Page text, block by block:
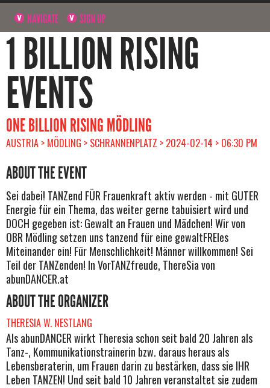
NAVIGATE SIGN UP
1 BILLION RISING
EVENTS
ONE BILLION RISING MÖDLING
AUSTRIA > MÖDLING > SCHRANNENPLATZ > 2024-02-14 > 06:30 PM
ABOUT THE EVENT
Sei dabei! TANZend FÜR Frauenkraft aktiv werden - mit GUTER
Energie für ein Thema, das weiter gerne tabuisiert wird und
DOCH gegeben ist: Gewalt an Frauen und Mädchen! Wir von
OBR Mödling setzen uns tanzend für eine gewaltFREIes
Miteinander ein! Für Menschlichkeit! Männer willkommen! Sei
Teil der TANZenden! In VorTANZfreude, ThereSia von
abunDANCER.at
ABOUT THE ORGANIZER
THERESIA W. NESTLANG
Als abunDANCER wirkt Theresia schon seit bald 20 Jahren als
Tanz-, Kommunikationstrainerin bzw. daraus heraus als
Lebensberaterin, um Frauen darin zu bestärken, dass sie IHR
Leben TANZEN! Und seit bald 10 Jahren veranstaltet sie zudem